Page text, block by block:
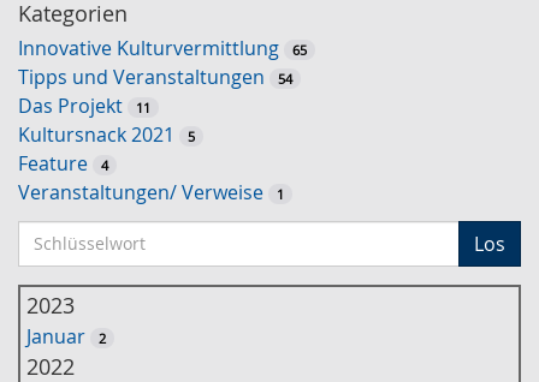
Kategorien
Innovative Kulturvermittlung 65
Tipps und Veranstaltungen 54
Das Projekt 11
Kultursnack 2021 5
Feature 4
Veranstaltungen/ Verweise 1
c
h
ü
Los
2023
Januar 2
2022